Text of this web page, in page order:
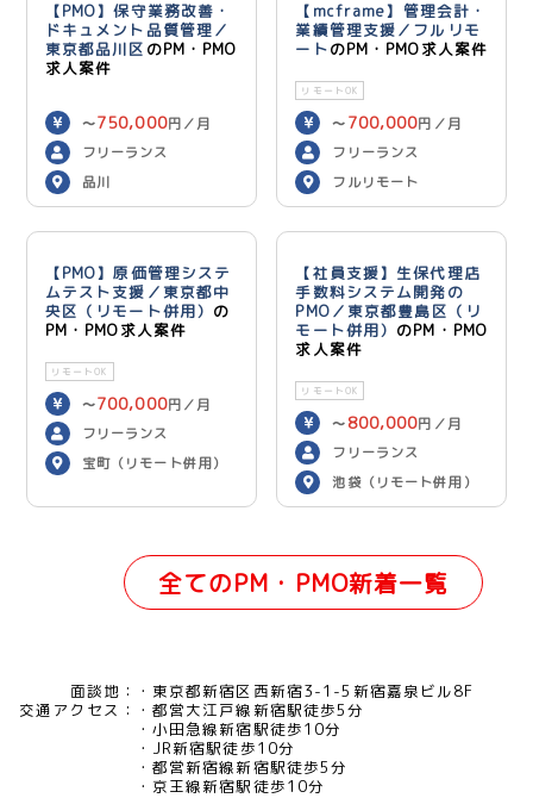
【PMO】保守業務改善・
ドキュメント品質管理／
東京都品川区 のPM・PMO
求人案件
〜750,000円／月
フリーランス
品川
【mcframe】管理会計・
業績管理支援／フルリモ
ートのPM・PMO求人案件
リモートOK
〜 700,000円／月
フリーランス
フルリモート
【PMO】原価管理システ
ムテスト支援／東京都中
央区（リモート併用） の
PM・PMO求人案件
リモートOK
〜700,000円／月
フリーランス
宝町（リモート併用）
【社員支援】生保代理店
手数料システム開発の
PMO／東京都豊島区（リ
モート併用） のPM・PMO
求人案件
リモートOK
〜 800,000円／月
フリーランス
池袋（リモート併用）
全てのPM・PMO新着一覧
面談地：
東京都新宿区西新宿3-1-5新宿嘉泉ビル8F
交通アクセス：
都営大江戸線新宿駅徒歩5分
小田急線新宿駅徒歩10分
JR新宿駅徒歩10分
都営新宿線新宿駅徒歩5分
京王線新宿駅徒歩10分